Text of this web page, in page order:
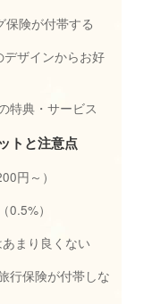
保険が付帯する
デザインからお好
特典・サービス
トと注意点
円～）
）
まり良くない
行保険が付帯しな